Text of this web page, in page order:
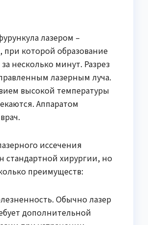
лазером –
при которой образование
несколько минут. Разрез
лазерным луча.
высокой температуры
Аппаратом
иссечения
стандартной хирургии, но
преимуществ:
Обычно лазер
дополнительной